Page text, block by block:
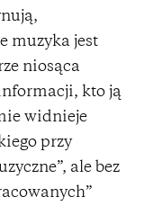
muzyka jest
niosąca
kto ją
widnieje
przy
ale bez